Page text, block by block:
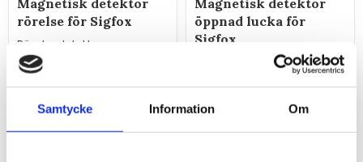
Samtycke Information Om
rörelse för Sigfox
Rörelsedetekterar som
skickar informationen över
Sigfox nätverk.
1 725kr
öppnad lucka för
Sigfox
öppning/stängning av lucka
rörelsesensor och skickar
1 725